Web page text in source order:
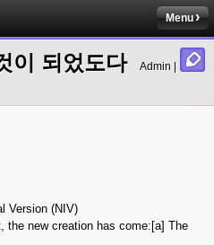
Menu
이 되었도다
Admin |
Version (NIV)
the new creation has come:[a] The